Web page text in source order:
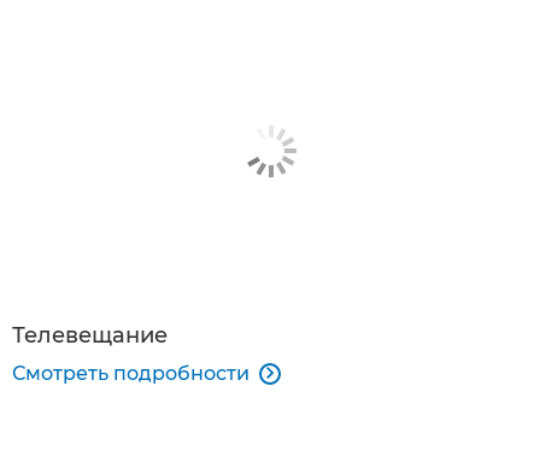
Телевещание
Смотреть подробности 